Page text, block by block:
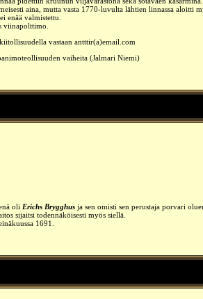
aina, mutta vasta 1770-luvulta lähtien linnassa aloitti
enää valmistettu.
viinapolttimo.
vastaan antttir(a)email.com
vaiheita (Jalmari Niemi)
oli Erichs Brygghus ja sen omisti sen perustaja porvari
sijaitsi todennäköisesti myös siellä.
1691.